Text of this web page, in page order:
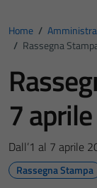
Home /
/ Rassegna
7
Dall’1 al 7 aprile
Rassegna Stampa